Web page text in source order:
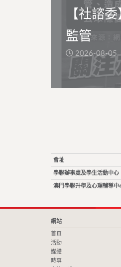
【社諮
監管
2026-08-05
會址
學聯辦事處及學生活動中心
澳門學聯升學及心理輔導中
網站
首頁
活動
媒體
時事